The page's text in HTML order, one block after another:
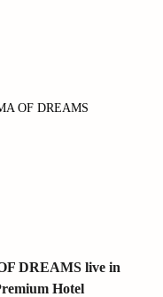
OF DREAMS
DREAMS live in
Hotel